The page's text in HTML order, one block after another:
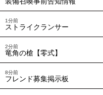
1分前
ストライクランサー
2分前
竜角の槍【零式】
8分前
フレンド募集掲示板